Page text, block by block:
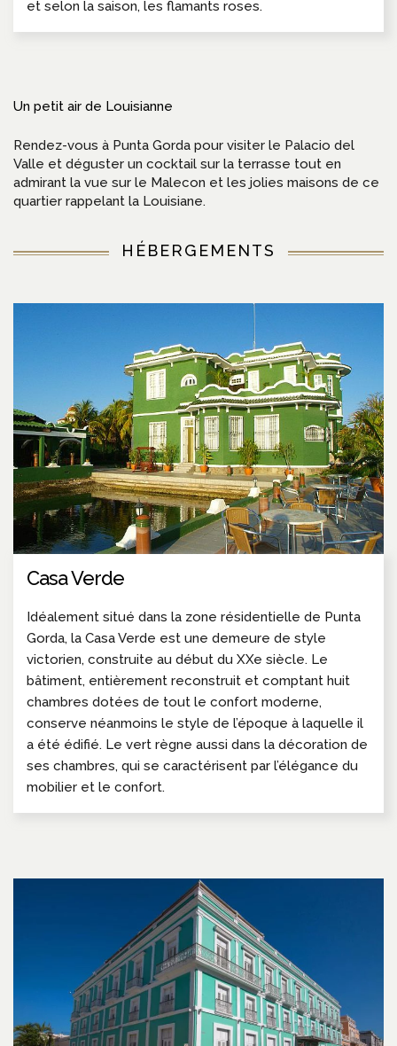
et selon la saison, les flamants roses.
Un petit air de Louisianne
Rendez-vous à Punta Gorda pour visiter le Palacio del
Valle et déguster un cocktail sur la terrasse tout en
admirant la vue sur le Malecon et les jolies maisons de ce
quartier rappelant la Louisiane.
HÉBERGEMENTS
Casa Verde
Idéalement situé dans la zone résidentielle de Punta
Gorda, la Casa Verde est une demeure de style
victorien, construite au début du XXe siècle. Le
bâtiment, entièrement reconstruit et comptant huit
chambres dotées de tout le confort moderne,
conserve néanmoins le style de l’époque à laquelle il
a été édifié. Le vert règne aussi dans la décoration de
ses chambres, qui se caractérisent par l’élégance du
mobilier et le confort.